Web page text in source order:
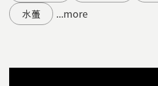
水蠆
...more